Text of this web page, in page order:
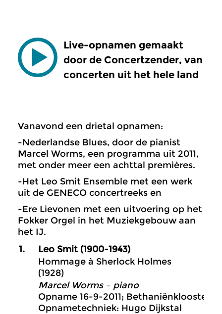
Live-opnamen gemaakt
door de Concertzender, van
concerten uit het hele land
Vanavond een drietal opnamen:
-Nederlandse Blues, door de pianist
Marcel Worms, een programma uit 2011,
met onder meer een achttal premières.
-Het Leo Smit Ensemble met een werk
uit de GENECO concertreeks en
-Ere Lievonen met een uitvoering op het
Fokker Orgel in het Muziekgebouw aan
het IJ.
1.
Leo Smit (1900-1943)
Hommage à Sherlock Holmes
(1928)
Marcel Worms – piano
Opname 16-9-2011; Bethaniënklooster
Opnametechniek: Hugo Dijkstal